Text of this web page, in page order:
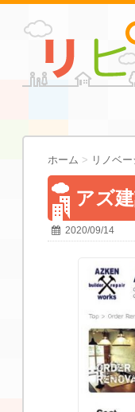
ホーム > リノベ
アズ
2020/09/14